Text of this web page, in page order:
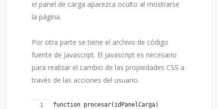
el panel de carga aparezca oculto al mostrarse
la página.
Por otra parte se tiene el archivo de código
fuente de Javascript. El javascript es necesario
para realizar el cambio de las propiedades CSS a
través de las acciones del usuario.
function procesar(idPanelCarga)